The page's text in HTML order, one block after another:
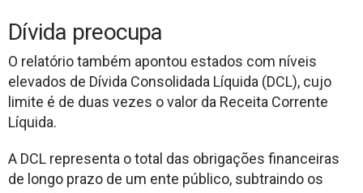
Dívida preocupa
O relatório também apontou estados com níveis
elevados de Dívida Consolidada Líquida (DCL), cujo
limite é de duas vezes o valor da Receita Corrente
Líquida.
A DCL representa o total das obrigações financeiras
de longo prazo de um ente público, subtraindo os